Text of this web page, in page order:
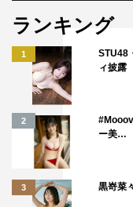
ランキング
1
STU48
ィ披露
2
ー美…
3 黒嵜菜